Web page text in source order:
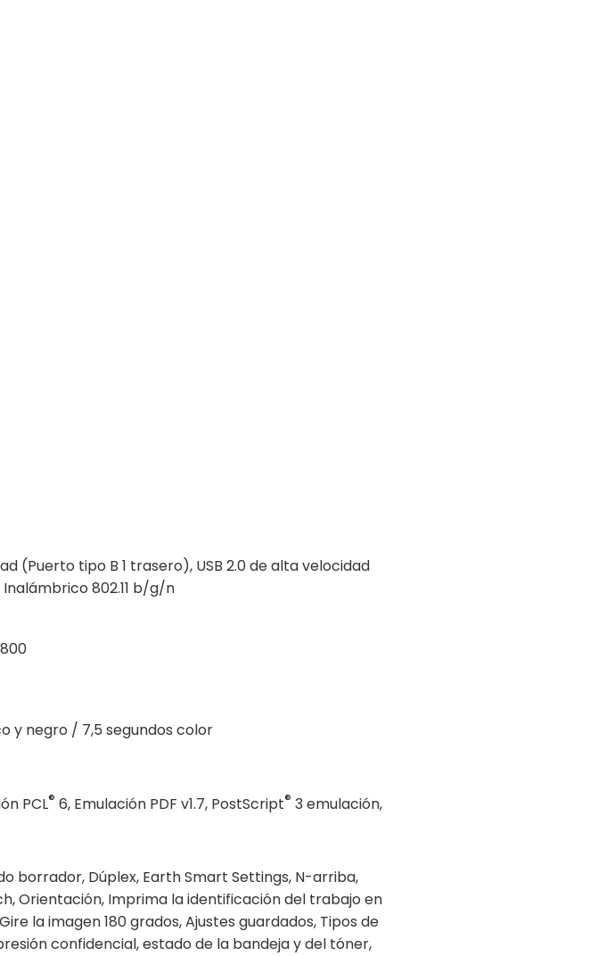
(Puerto tipo B 1 trasero), USB 2.0 de alta velocidad
802.11 b/g/n
y negro / 7,5 segundos color
PCL® 6, Emulación PDF v1.7, PostScript® 3 emulación,
borrador, Dúplex, Earth Smart Settings, N-arriba,
Orientación, Imprima la identificación del trabajo en
la imagen 180 grados, Ajustes guardados, Tipos de
confidencial, estado de la bandeja y del tóner,